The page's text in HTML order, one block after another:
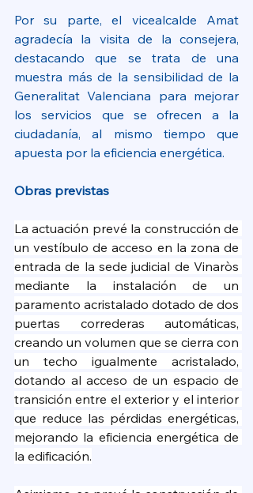
Por su parte, el vicealcalde Amat
agradecía la visita de la consejera,
destacando que se trata de una
muestra más de la sensibilidad de la
Generalitat Valenciana para mejorar
los servicios que se ofrecen a la
ciudadanía, al mismo tiempo que
apuesta por la eficiencia energética.
Obras previstas
La actuación prevé la construcción de
un vestíbulo de acceso en la zona de
entrada de la sede judicial de Vinaròs
mediante la instalación de un
paramento acristalado dotado de dos
puertas correderas automáticas,
creando un volumen que se cierra con
un techo igualmente acristalado,
dotando al acceso de un espacio de
transición entre el exterior y el interior
que reduce las pérdidas energéticas,
mejorando la eficiencia energética de
la edificación.